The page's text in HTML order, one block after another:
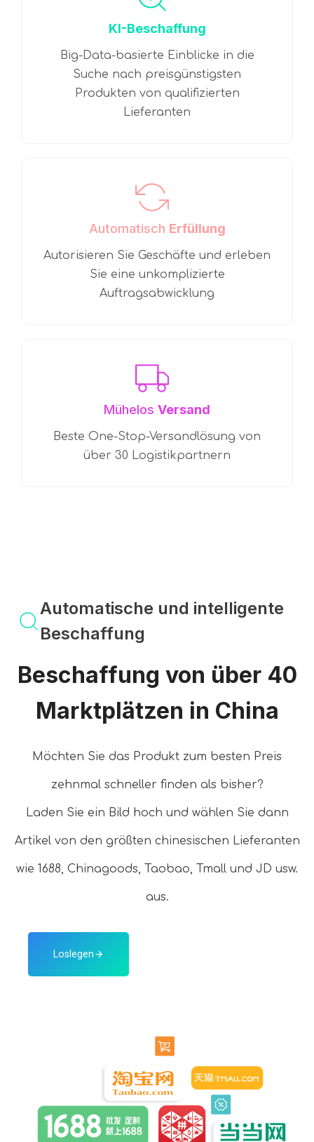
KI-Beschaffung
Big-Data-basierte Einblicke in die
Suche nach preisgünstigsten
Produkten von qualifizierten
Lieferanten
Automatisch Erfüllung
Autorisieren Sie Geschäfte und erleben
Sie eine unkomplizierte
Auftragsabwicklung
Mühelos Versand
Beste One-Stop-Versandlösung von
über 30 Logistikpartnern
Automatische und intelligente
Beschaffung
Beschaffung von über 40
Marktplätzen in China
Möchten Sie das Produkt zum besten Preis
zehnmal schneller finden als bisher?
Laden Sie ein Bild hoch und wählen Sie dann
Artikel von den größten chinesischen Lieferanten
wie 1688, Chinagoods, Taobao, Tmall und JD usw.
aus.
Loslegen